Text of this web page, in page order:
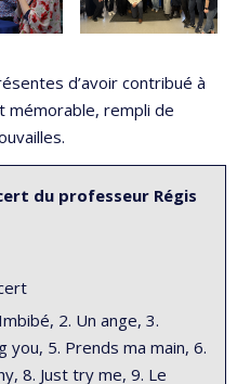
d’avoir contribué à
mémorable, rempli de
du professeur Régis
2. Un ange, 3.
5. Prends ma main, 6.
8. Just try me, 9. Le